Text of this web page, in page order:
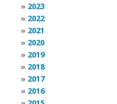
2023
2022
2021
2020
2019
2018
2017
2016